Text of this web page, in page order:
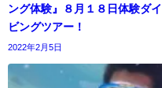
ング体験』８月１８日体験ダイ
ビングツアー！
2022年2月5日